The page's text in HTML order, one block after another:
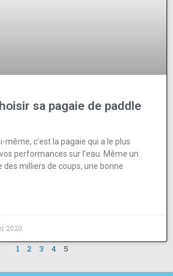
sa pagaie de paddle
même, c’est la pagaie qui a le plus
performances sur l’eau. Même un
milliers de coups, une bonne
2020
1 2 3 4 5